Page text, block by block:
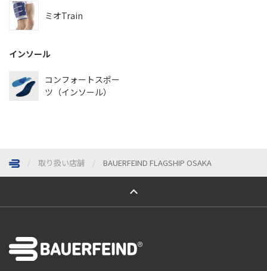
ミオTrain
インソール
コンフォートスポー
ツ（インソール）
取り扱い店舗 B​AUERFEIND FLAGSHIP OSAKA
ページトップへ